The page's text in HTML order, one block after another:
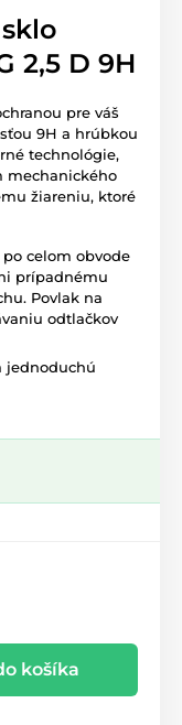
2,5 D 9H
pre váš
9H a hrúbkou
technológie,
mechanického
žiareniu, ktoré
celom obvode
prípadnému
Povlak na
odtlačkov
jednoduchú
košíka